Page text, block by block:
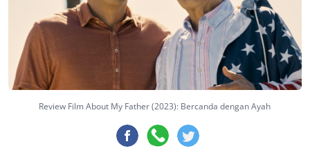
Review Film About My Father (2023): Bercanda dengan Ayah